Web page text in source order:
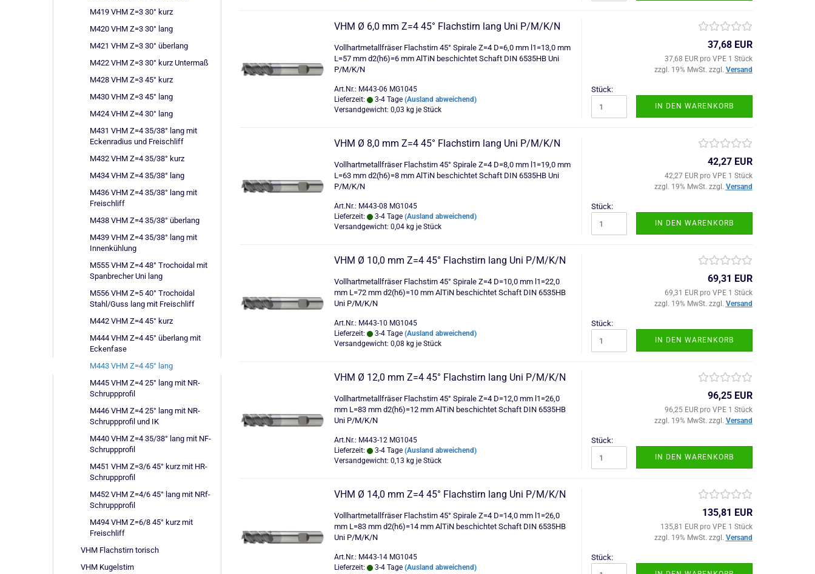
VHM Ø 6,0 mm Z=4 45° Flachstirn lang Uni P/M/K/N
Vollhartmetallfräser Flachstirn 45° Spirale Z=4 D=6,0 mm l1=13,0 mm
L=57 mm d2(h6)=6 mm AlTiN beschichtet Schaft DIN 6535HB Uni
P/M/K/N
Art.Nr.: M443-06 MG1045
Lieferzeit:
3-4 Tage (Ausland abweichend)
Versandgewicht: 0,03 kg je Stück
37,68 EUR
37,68 EUR pro VPE 1 Stück
zzgl. 19% MwSt. zzgl. Versand
Stück:
IN DEN WARENKORB
VHM Ø 8,0 mm Z=4 45° Flachstirn lang Uni P/M/K/N
Vollhartmetallfräser Flachstirn 45° Spirale Z=4 D=8,0 mm l1=19,0 mm
L=63 mm d2(h6)=8 mm AlTiN beschichtet Schaft DIN 6535HB Uni
P/M/K/N
Art.Nr.: M443-08 MG1045
Lieferzeit:
3-4 Tage (Ausland abweichend)
Versandgewicht: 0,04kg je Stück
42,27 EUR
42,27 EUR pro VPE 1 Stück
zzgl. 19% MwSt. zzgl. Versand
Stück:
IN DEN WARENKORB
VHM Ø 10,0 mm Z=4 45° Flachstirn lang Uni P/M/K/N
Vollhartmetallfräser Flachstirn 45° Spirale Z=4 D=10,0 mm l1=22,0
mm L=72 mm d2(h6)=10 mm AlTiN beschichtet Schaft DIN 6535HB
Uni P/M/K/N
Art.Nr.: M443-10 MG1045
Lieferzeit:
3-4 Tage (Ausland abweichend)
Versandgewicht: 0,08 kg je Stück
69,31 EUR
69,31 EUR pro VPE 1 Stück
zzgl. 19% MwSt. zzgl. Versand
Stück:
IN DEN WARENKORB
VHM Ø 12,0 mm Z=4 45° Flachstirn lang Uni P/M/K/N
Vollhartmetallfräser Flachstirn 45° Spirale Z=4 D=12,0 mm l1=26,0
mm L=83 mm d2(h6)=12 mm AlTiN beschichtet Schaft DIN 6535HB
Uni P/M/K/N
Art.Nr.: M443-12 MG1045
Lieferzeit:
3-4 Tage (Ausland abweichend)
Versandgewicht: 0,13 kg je Stück
96,25 EUR
96,25 EUR pro VPE 1 Stück
zzgl. 19% MwSt. zzgl. Versand
Stück:
IN DEN WARENKORB
VHM Ø 14,0 mm Z=4 45° Flachstirn lang Uni P/M/K/N
Vollhartmetallfräser Flachstirn 45° Spirale Z=4 D=14,0 mm l1=26,0
mm L=83 mm d2(h6)=14 mm AlTiN beschichtet Schaft DIN 6535HB
Uni P/M/K/N
Art.Nr.: M443-14 MG1045
Lieferzeit:
3-4 Tage (Ausland abweichend)
135,81 EUR
135,81 EUR pro VPE 1 Stück
zzgl. 19% MwSt. zzgl. Versand
Stück:
M419 VHM Z=3 30° kurz
M420 VHM Z=3 30° lang
M421 VHM Z=3 30° überlang
M422 VHM Z=3 30° kurz Untermaß
M428 VHM Z=3 45° kurz
M430 VHM Z=3 45° lang
M424 VHM Z=4 30° lang
M431 VHM Z=4 35/38° lang mit
Eckenradius und Freischliff
M432 VHM Z=4 35/38° kurz
M434 VHM Z=4 35/38° lang
M436 VHM Z=4 35/38° lang mit
Freischliff
M438 VHM Z=4 35/38° überlang
M439 VHM Z=4 35/38° lang mit
Innenkühlung
M555 VHM Z=4 48° Trochoidal mit
Spanbrecher Uni lang
M556 VHM Z=5 40° Trochoidal
Stahl/Guss lang mit Freischliff
M442 VHM Z=4 45° kurz
M444 VHM Z=4 45° überlang mit
Eckenfase
M443 VHM Z=4 45° lang
M445 VHM Z=4 25° lang mit NR-
Schruppprofil
M446 VHM Z=4 25° lang mit NR-
Schruppprofil und IK
M440 VHM Z=4 35/38° lang mit NF-
Schruppprofil
M451 VHM Z=3/6 45° kurz mit HR-
Schruppprofil
M452 VHM Z=4/6 45° lang mit NRf-
Schruppprofil
M494 VHM Z=6/8 45° kurz mit
Freischliff
VHM Flachstirn torisch
VHM Kugelstirn